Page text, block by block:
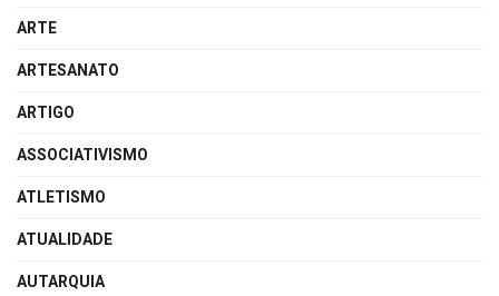
ARTE
ARTESANATO
ARTIGO
ASSOCIATIVISMO
ATLETISMO
ATUALIDADE
AUTARQUIA